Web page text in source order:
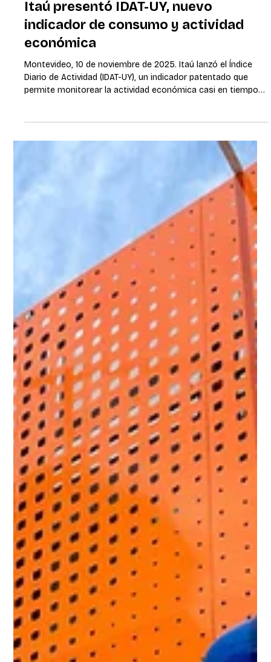
indicador de consumo y actividad
Montevideo, 10 de noviembre de 2025. Itaú lanzó el Índice
Diario de Actividad (IDAT-UY), un indicador patentado que
permite monitorear la actividad económica casi en tiempo
real, a partir de datos anónimos y agregados de
transacciones con tarjetas de crédito y débito de clientes
de Itaú y OCA . El índice ofrece un termómetro diario del
gasto de los hogares uruguayos con datos desde 2022, con
un desglose detallado en 17 sectores económicos, único en
el país. IDAT-UY se subdiv